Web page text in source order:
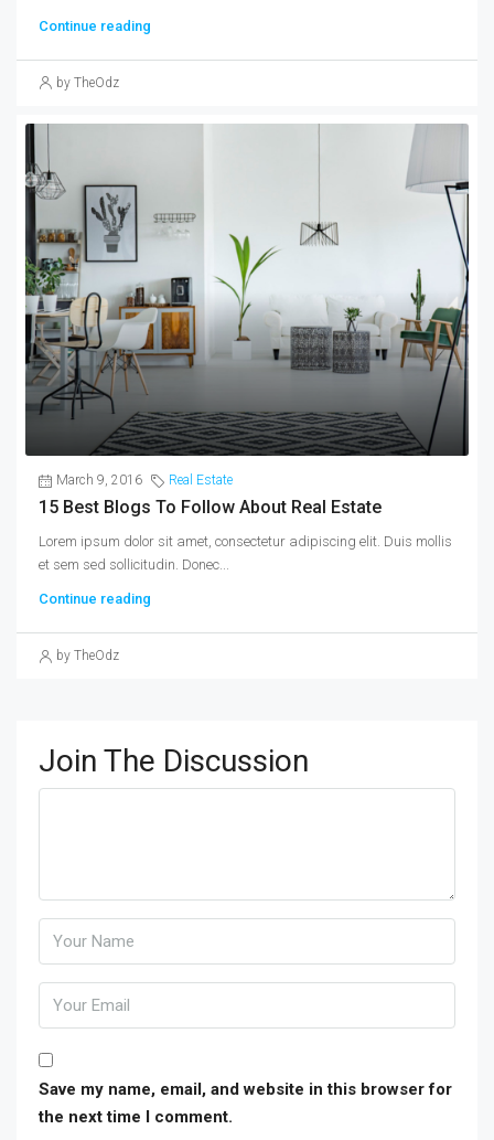
Continue reading
by TheOdz
March 9, 2016 Real Estate
15 Best Blogs To Follow About Real Estate
Lorem ipsum dolor sit amet, consectetur adipiscing elit. Duis mollis
et sem sed sollicitudin. Donec...
Continue reading
by TheOdz
Join The Discussion
Save my name, email, and website in this browser for
the next time I comment.